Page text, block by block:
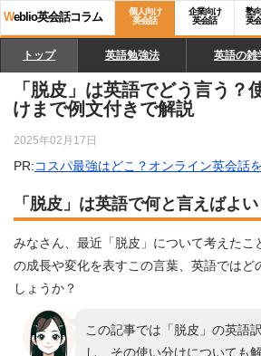
Weblio英会話コラム
個人向け
英会話
企業向け
英会話
塾
英
トップ 英語勉強法 英語の雑
「脱皮」は英語でどう言う？
けまで例文付きで解説
2025年02月17日
PR:コスパ最強はどこ？オンライン英会話
「脱皮」は英語で何と言えばよい
みなさん、最近「脱皮」について考えたこ
の成長や変化を表すこの言葉、英語ではど
しょうか？
この記事では「脱皮」の英語
し、その使い分けについても